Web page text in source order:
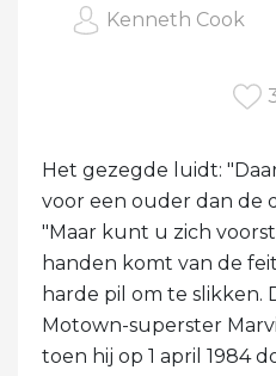
Kenneth Cook
Het gezegde luidt:
voor een ouder dan de
"Maar kunt u zich
handen komt van de
harde pil om te slikken.
Motown-superster
toen hij op 1 april 1984